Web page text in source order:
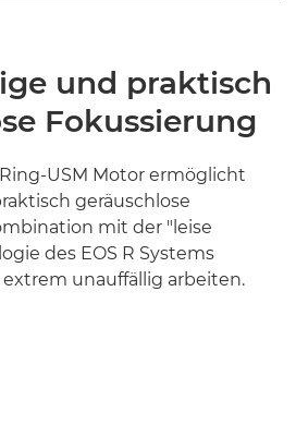
und praktisch
Fokussierung
USM Motor ermöglicht
geräuschlose
mit der "leise
des EOS R Systems
unauffällig arbeiten.